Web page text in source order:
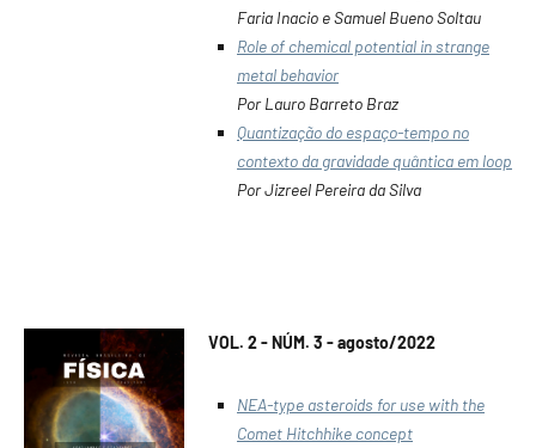
Faria Inacio e Samuel Bueno Soltau
Role of chemical potential in strange
metal behavior
Por Lauro Barreto Braz
Quantização do espaço-tempo no
contexto da gravidade quântica em loop
Por Jizreel Pereira da Silva
VOL. 2 - NÚM. 3 - agosto/2022
NEA-type asteroids for use with the
Comet Hitchhike concept